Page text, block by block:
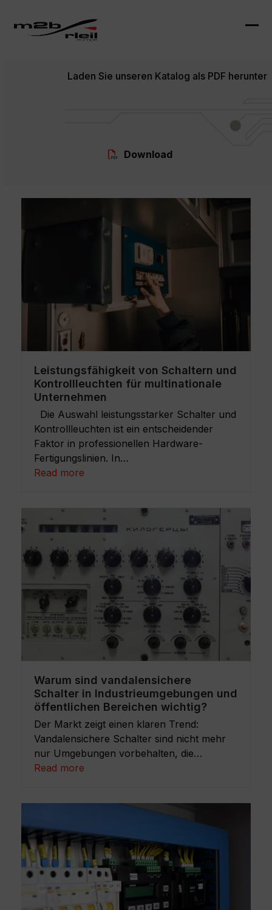
content
Laden Sie unseren Katalog als PDF herunter
Download
Leistungsfähigkeit von Schaltern und
Kontrollleuchten für multinationale
Unternehmen
Die Auswahl leistungsstarker Schalter und
Kontrollleuchten ist ein entscheidender
Faktor in professionellen Hardware-
Fertigungslinien. In…
Read more
Warum sind vandalensichere
Schalter in Industrieumgebungen und
öffentlichen Bereichen wichtig?
Der Markt zeigt einen klaren Trend:
Vandalensichere Schalter sind nicht mehr
nur Umgebungen vorbehalten, die…
Read more